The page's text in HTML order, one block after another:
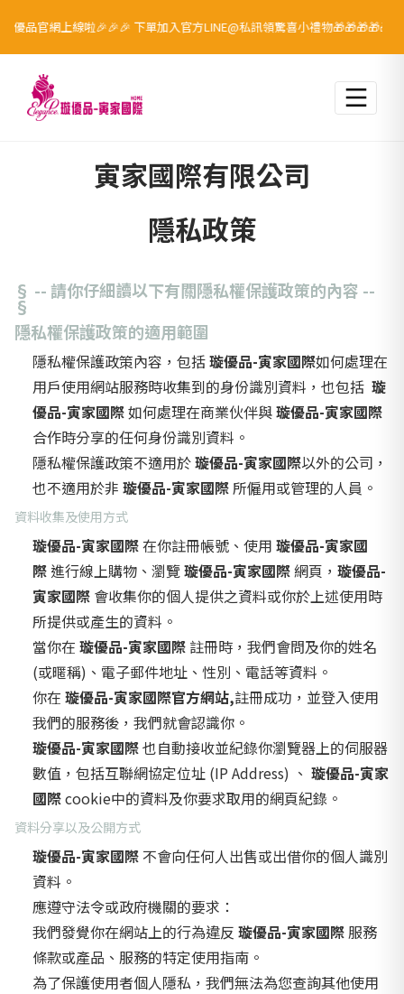
璇優品官網上線啦🎉🎉🎉 下單加入官方LINE@私訊領驚喜小禮物🎁🎁🎁🎁🎁
寅家國際有限公司
隱私政策
§ -- 請你仔細讀以下有關隱私權保護政策的內容 --
§
隱私權保護政策的適用範圍
隱私權保護政策內容，包括璇優品-寅家國際如何處理在
用戶使用網站服務時收集到的身份識別資料，也包括 璇
優品-寅家國際如何處理在商業伙伴與璇優品-寅家國際
合作時分享的任何身份識別資料。
隱私權保護政策不適用於璇優品-寅家國際以外的公司，
也不適用於非 璇優品-寅家國際所僱用或管理的人員。
資料收集及使用方式
璇優品-寅家國際在你註冊帳號、使用 璇優品-寅家國
際 進行線上購物、瀏覽璇優品-寅家國際網頁， 璇優品-
寅家國際 會收集你的個人提供之資料或你於上述使用時
所提供或產生的資料。
當你在 璇優品-寅家國際 註冊時，我們會問及你的姓名
(或暱稱)、電子郵件地址、性別、電話等資料。
你在 璇優品-寅家國際官方網站,註冊成功，並登入使用
我們的服務後，我們就會認識你。
璇優品-寅家國際也自動接收並紀錄你瀏覽器上的伺服器
數值，包括互聯網協定位址 (IP Address) 、 璇優品-寅家
國際cookie中的資料及你要求取用的網頁紀錄。
資料分享以及公開方式
璇優品-寅家國際 不會向任何人出售或出借你的個人識別
資料。
應遵守法令或政府機關的要求：
我們發覺你在網站上的行為違反 璇優品-寅家國際服務
條款或產品、服務的特定使用指南。
為了保護使用者個人隱私，我們無法為您查詢其他使用